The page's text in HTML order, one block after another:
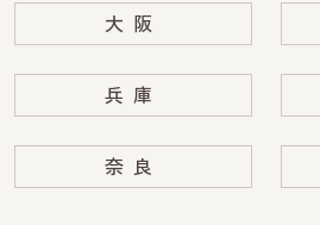
大阪
兵庫
奈良